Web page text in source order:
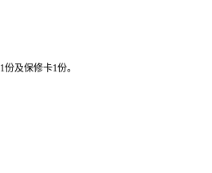
1份及保修卡1份。